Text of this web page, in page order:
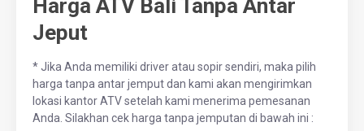
Harga ATV Bali Tanpa Antar
Jeput
* Jika Anda memiliki driver atau sopir sendiri, maka pilih
harga tanpa antar jemput dan kami akan mengirimkan
lokasi kantor ATV setelah kami menerima pemesanan
Anda. Silakhan cek harga tanpa jemputan di bawah ini :